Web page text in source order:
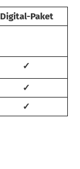
Digital-Paket
✓
✓
✓